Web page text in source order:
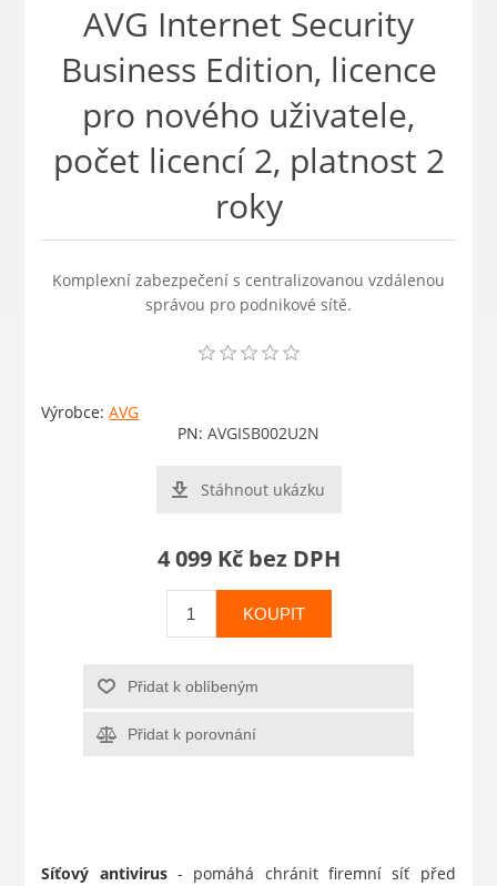
AVG Internet Security
Business Edition, licence
pro nového uživatele,
počet licencí 2, platnost 2
roky
Komplexní zabezpečení s centralizovanou vzdálenou
správou pro podnikové sítě.
Výrobce: AVG
PN: AVGISB002U2N
Stáhnout ukázku
4 099 Kč bez DPH
KOUPIT
Přidat k oblíbeným
Přidat k porovnání
Síťový antivirus- pomáhá chránit firemní síť před